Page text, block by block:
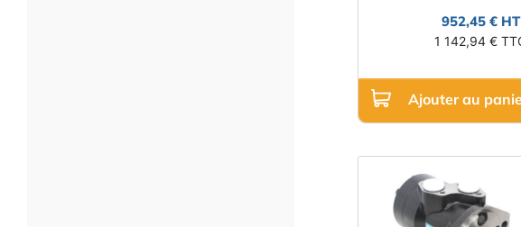
952,45 € HT
1 142,94 €
Ajouter au